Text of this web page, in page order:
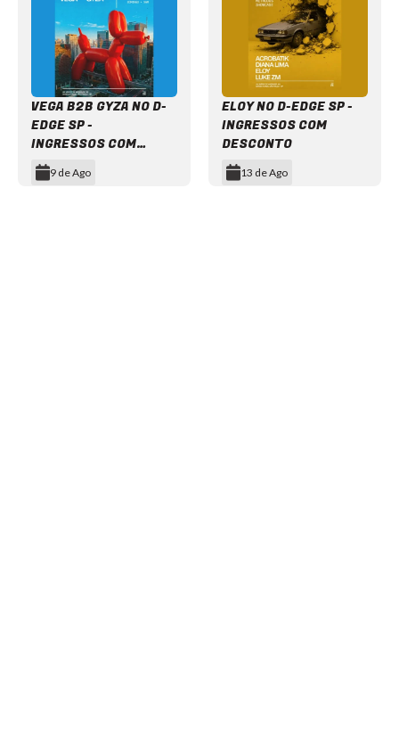
VEGA B2B GYZA NO D-
EDGE SP -
INGRESSOS COM
DESCONTO
9 de Ago
ELOY NO D-EDGE SP -
INGRESSOS COM
DESCONTO
13 de Ago